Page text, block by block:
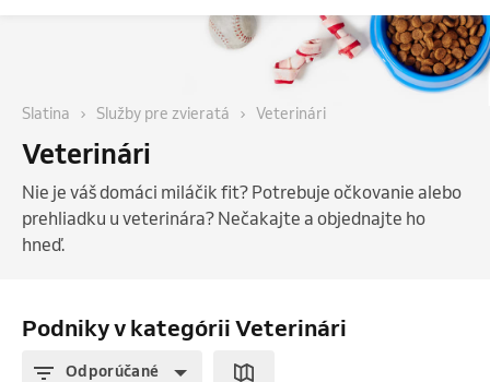
Slatina Služby pre zvieratá Veterinári
Veterinári
Nie je váš domáci miláčik fit? Potrebuje očkovanie alebo
prehliadku u veterinára? Nečakajte a objednajte ho
hneď.
Podniky v kategórii Veterinári
Odporúčané